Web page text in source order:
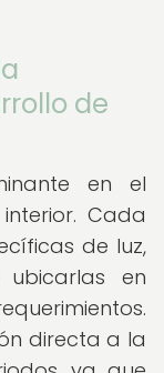
de
en el
Cada
de luz,
en
directa a la